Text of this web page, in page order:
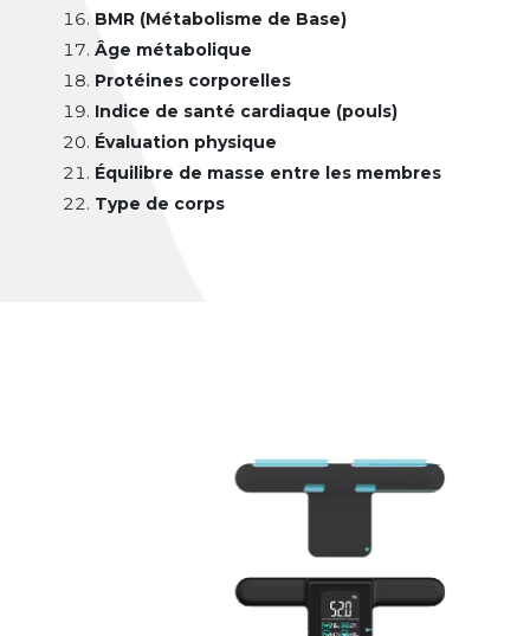
BMR (Métabolisme de Base)
Âge métabolique
Protéines corporelles
Indice de santé cardiaque (pouls)
Évaluation physique
Équilibre de masse entre les membres
Type de corps